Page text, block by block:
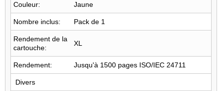
Couleur: Jaune
Nombre inclus: Pack de 1
Rendement de la
cartouche:
XL
Rendement: Jusqu'à 1500 pages ISO/IEC 24711
Divers